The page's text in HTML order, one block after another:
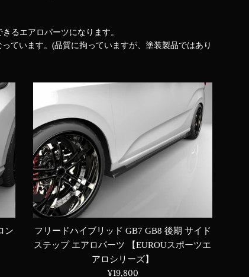
るエアロパーツになります。
ています。(品質に拘っていますが、塗装製品ではあり
ン
フリードハイブリッド GB7 GB8 後期 サイド
ステップ エアロパーツ 【EUROUスポーツエ
アロシリーズ】
通
¥19,800